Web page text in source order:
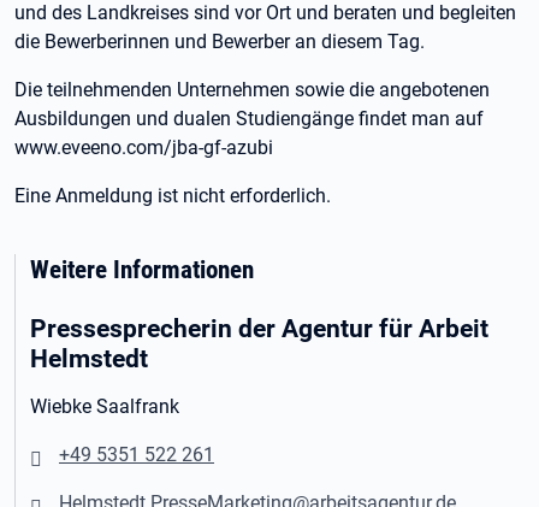
und des Landkreises sind vor Ort und beraten und begleiten
die Bewerberinnen und Bewerber an diesem Tag.
Die teilnehmenden Unternehmen sowie die angebotenen
Ausbildungen und dualen Studiengänge findet man auf
www.eveeno.com/jba-gf-azubi
Eine Anmeldung ist nicht erforderlich.
Weitere Informationen
Pressesprecherin der Agentur für Arbeit
Helmstedt
Wiebke Saalfrank
+49 5351 522 261